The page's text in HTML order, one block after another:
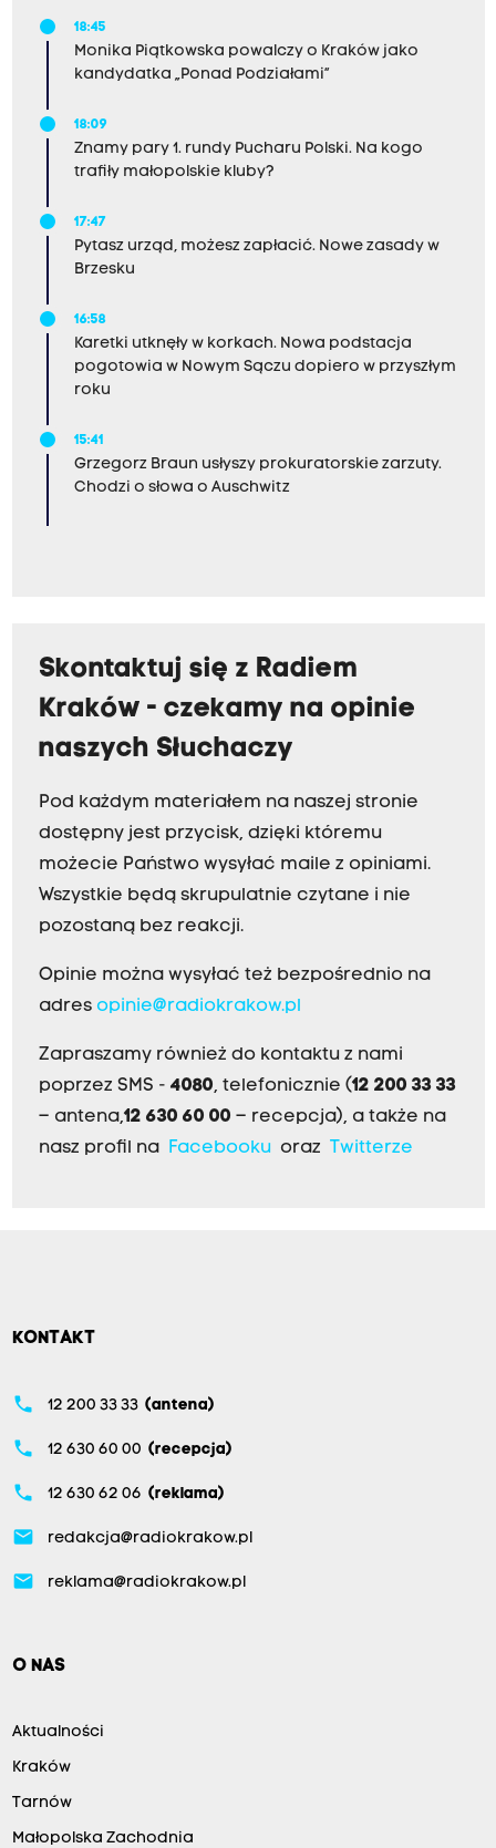
18:45
Monika Piątkowska powalczy o Kraków jako
kandydatka „Ponad Podziałami”
18:09
Znamy pary 1. rundy Pucharu Polski. Na kogo
trafiły małopolskie kluby?
17:47
Pytasz urząd, możesz zapłacić. Nowe zasady w
Brzesku
16:58
Karetki utknęły w korkach. Nowa podstacja
pogotowia w Nowym Sączu dopiero w przyszłym
roku
15:41
Grzegorz Braun usłyszy prokuratorskie zarzuty.
Chodzi o słowa o Auschwitz
Skontaktuj się z Radiem
Kraków - czekamy na opinie
naszych Słuchaczy
Pod każdym materiałem na naszej stronie
dostępny jest przycisk, dzięki któremu
możecie Państwo wysyłać maile z opiniami.
Wszystkie będą skrupulatnie czytane i nie
pozostaną bez reakcji.
Opinie można wysyłać też bezpośrednio na
adres opinie@radiokrakow.pl
Zapraszamy również do kontaktu z nami
poprzez SMS - 4080, telefonicznie (12 200 33 33
– antena,12 630 60 00 – recepcja), a także na
nasz profil na Facebookuoraz Twitterze
KONTAKT
phone 12 200 33 33 (antena)
phone 12 630 60 00 (recepcja)
phone 12 630 62 06 (reklama)
email redakcja@radiokrakow.pl
email reklama@radiokrakow.pl
O NAS
Aktualności
Kraków
Tarnów
Małopolska Zachodnia